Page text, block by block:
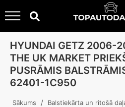
HYUNDAI GETZ 2006-
THE UK MARKET
PUSRĀMIS
62401-1C950
Sākums / Balstiekārta un ritošā